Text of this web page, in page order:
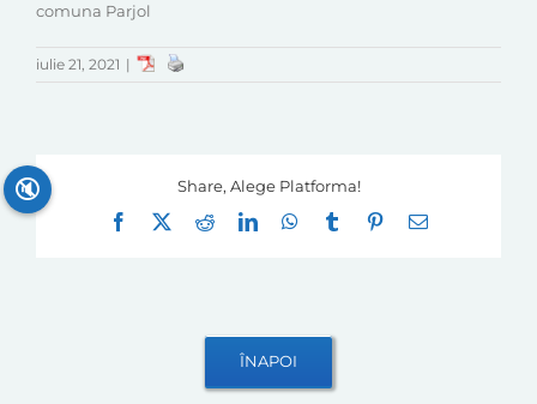
comuna Parjol
iulie 21, 2021 |
Share, Alege Platforma!
Facebook
RedditLinkedInWhatsApp
Tumblr Pinterest
E-
🔇